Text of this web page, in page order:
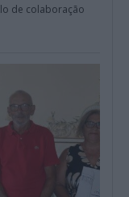
de colaboração